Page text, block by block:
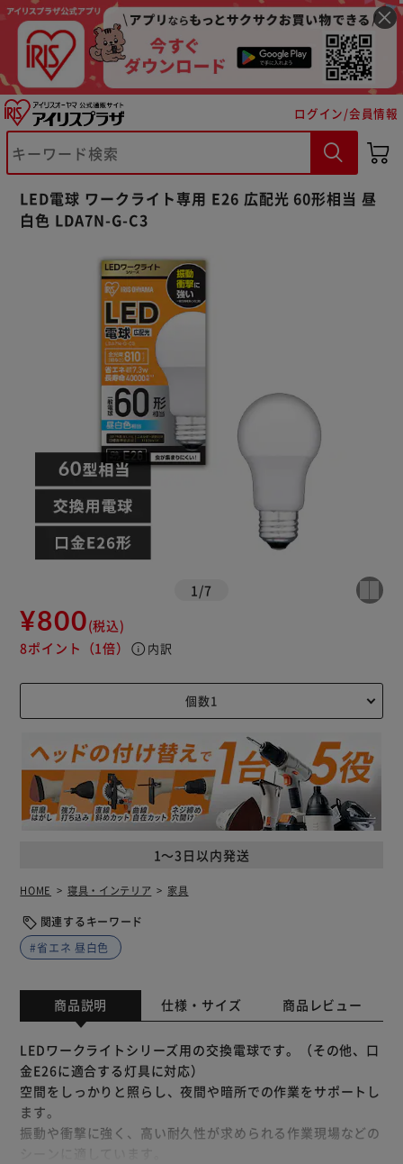
ログイン/会員情報
LED電球 ワークライト専用 E26 広配光 60形相当 昼
白色 LDA7N-G-C3
1 /7
¥800(税込)
8ポイント （1倍） info 内訳
1～3日以内発送
HOME 寝具・インテリア 家具
関連するキーワード
#省エネ 昼白色
商品説明 仕様・サイズ 商品レビュー
LEDワークライトシリーズ用の交換電球です。（その他、口
金E26に適合する灯具に対応）
空間をしっかりと照らし、夜間や暗所での作業をサポートし
ます。
振動や衝撃に強く、高い耐久性が求められる作業現場などの
※ご確認ください
カートに入れる